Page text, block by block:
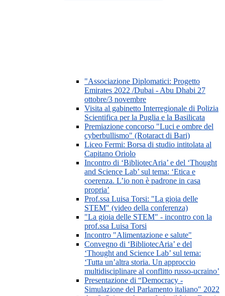
"Associazione Diplomatici: Progetto
Emirates 2022 /Dubai - Abu Dhabi 27
ottobre/3 novembre
Visita al gabinetto Interregionale di Polizia
Scientifica per la Puglia e la Basilicata
Premiazione concorso "Luci e ombre del
cyberbullismo" (Rotaract di Bari)
Liceo Fermi: Borsa di studio intitolata al
Capitano Oriolo
Incontro di ‘BibliotecAria’ e del ‘Thought
and Science Lab’ sul tema: ‘Etica e
coerenza. L’io non è padrone in casa
propria’
Prof.ssa Luisa Torsi: "La gioia delle
STEM" (video della conferenza)
"La gioia delle STEM" - incontro con la
prof.ssa Luisa Torsi
Incontro "Alimentazione e salute"
Convegno di ‘BibliotecAria’ e del
‘Thought and Science Lab’ sul tema:
‘Tutta un’altra storia. Un approccio
multidisciplinare al conflitto russo-ucraino’
Presentazione di “Democracy -
Simulazione del Parlamento italiano" 2022